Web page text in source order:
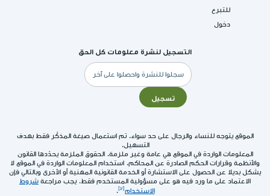
للتبرع
دخول
التسجيل لنشرة معلومات كل الحق
البريد
الإلكتروني
تسجيل
الموقع يتوجه للنساء والرجال على حد سواء. تم استعمال صيغة المذكّر فقط بهدف
التسهيل.
المعلومات الواردة في الموقع هي عامة وغير ملزمة. الحقوق الملزمة يحدّدها القانون
والأنظمة وقرارات الحكم الصادرة عن المحاكم. استخدام المعلومات الواردة في الموقع لا
يشكل بديلا عن الحصول على الاستشارة أو الخدمة القانونية المهنية أو الأخرى وبالتالي فإن
الاعتماد على ما ورد فيه هو على مسؤولية المستخدم فقط. يجب مراجعة شروط
الاستخدام
.